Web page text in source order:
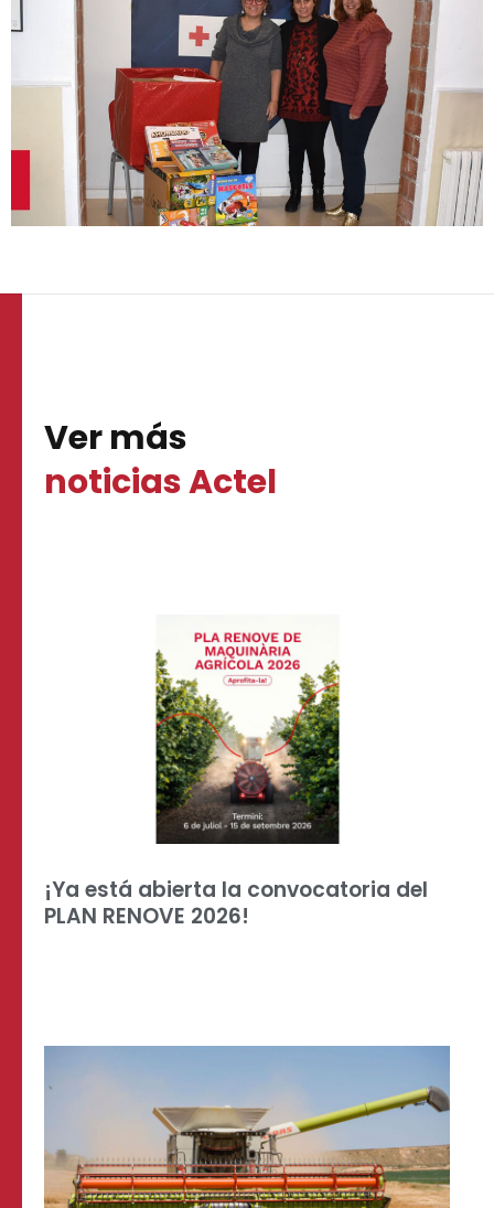
Ver más
noticias Actel
¡Ya está abierta la convocatoria del
PLAN RENOVE 2026!